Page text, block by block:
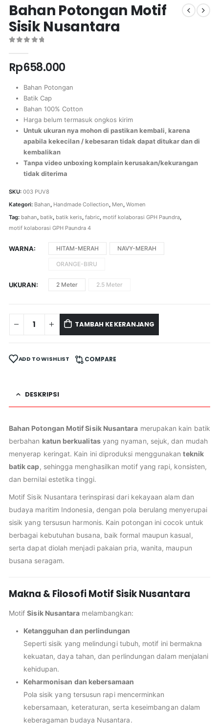
Bahan Potongan Motif
Sisik Nusantara
Rp658.000
Bahan Potongan
Batik Cap
Bahan 100% Cotton
Harga belum termasuk ongkos kirim
Untuk ukuran nya mohon di pastikan kembali, karena
apabila kekecilan / kebesaran tidak dapat ditukar dan di
kembalikan
Tanpa video unboxing komplain kerusakan/kekurangan
tidak diterima
SKU: 003 PUV8
Kategori: Bahan, Handmade Collection, Men, Women
Tag: bahan batik, batik keris, fabric, motif kolaborasi GPH Paundra,
motif kolaborasi GPH Paundra 4
WARNA HITAM-MERAH NAVY-MERAH
ORANGE-BIRU
UKURAN 2 Meter 2.5 Meter
TAMBAH KE KERANJANG
ADD TO WISHLIST COMPARE
DESKRIPSI
Bahan Potongan Motif Sisik Nusantara merupakan kain batik
berbahan katun berkualitasyang nyaman, sejuk, dan mudah
menyerap keringat. Kain ini diproduksi menggunakanteknik
batik cap, sehingga menghasilkan motif yang rapi, konsisten,
dan bernilai estetika tinggi.
Motif Sisik Nusantara terinspirasi dari kekayaan alam dan
budaya maritim Indonesia, dengan pola berulang menyerupai
sisik yang tersusun harmonis. Kain potongan ini cocok untuk
berbagai kebutuhan busana, baik formal maupun kasual,
serta dapat diolah menjadi pakaian pria, wanita, maupun
busana seragam.
Makna & Filosofi Motif Sisik Nusantara
MotifSisik Nusantara melambangkan:
Ketangguhan dan perlindungan
Seperti sisik yang melindungi tubuh, motif ini bermakna
kekuatan, daya tahan, dan perlindungan dalam menjalani
kehidupan.
Keharmonisan dan kebersamaan
Pola sisik yang tersusun rapi mencerminkan
kebersamaan, keteraturan, serta keseimbangan dalam
keberagaman budaya Nusantara.